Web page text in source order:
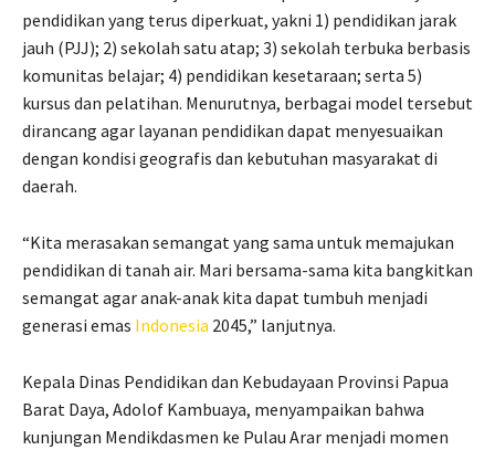
pendidikan yang terus diperkuat, yakni 1) pendidikan jarak
jauh (PJJ); 2) sekolah satu atap; 3) sekolah terbuka berbasis
komunitas belajar; 4) pendidikan kesetaraan; serta 5)
kursus dan pelatihan. Menurutnya, berbagai model tersebut
dirancang agar layanan pendidikan dapat menyesuaikan
dengan kondisi geografis dan kebutuhan masyarakat di
daerah.
“Kita merasakan semangat yang sama untuk memajukan
pendidikan di tanah air. Mari bersama-sama kita bangkitkan
semangat agar anak-anak kita dapat tumbuh menjadi
generasi emas Indonesia 2045,” lanjutnya.
Kepala Dinas Pendidikan dan Kebudayaan Provinsi Papua
Barat Daya, Adolof Kambuaya, menyampaikan bahwa
kunjungan Mendikdasmen ke Pulau Arar menjadi momen